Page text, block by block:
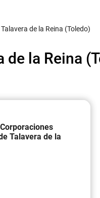
de la Reina (Toledo)
la Reina
Talavera de la